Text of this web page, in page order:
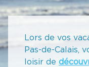
Lors de vos
Pas-de-Calais,
loisir de